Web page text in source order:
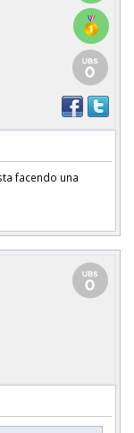
facendo una